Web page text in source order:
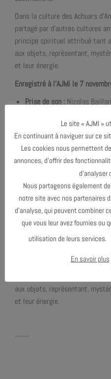
Dans la culture des Achuars
partagé par d’autres cultures
principe spirituel attribué tant
aux objets, représentant,
et leur énergie.
Enregistré à l’AJMi le 7
Prise de son : Nicolas
Création graphique :Didier
Inspiré par la première partie
trio Wakan nous invite à une
l’exploration et à la création
contemporain. L’auditeur est
lignes mélodiques des
autant, chaque morceau recèle
unique. Un voyage exigeant
destinations!
Dans la culture des Achuars
partagé par d’autres cultures
aux objets, représentant,
et leur énergie.
Le site « AJMI »
En continuant à naviguer sur ce
Les cookies nous permettent
annonces, d’offrir des
Nous partageons également
notre site avec nos partenaires
d’analyse, qui peuvent combiner
que vous leur avez fournies ou
utilisation de leurs services.
En savoir plus